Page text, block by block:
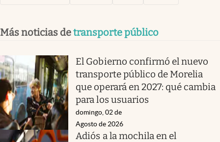
Más noticias detransporte público
El Gobierno confirmó el nuevo
transporte público de Morelia
que operará en 2027: qué cambia
para los usuarios
domingo, 02 de
Agosto de 2026
Adiós a la mochila en el